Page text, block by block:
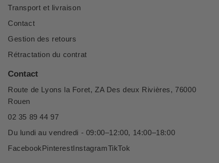
Transport et livraison
Contact
Gestion des retours
Rétractation du contrat
Contact
Route de Lyons la Foret, ZA Des deux Rivières, 76000
Rouen
02 35 89 44 97
Du lundi au vendredi - 09:00–12:00, 14:00–18:00
FacebookPinterestInstagramTikTok